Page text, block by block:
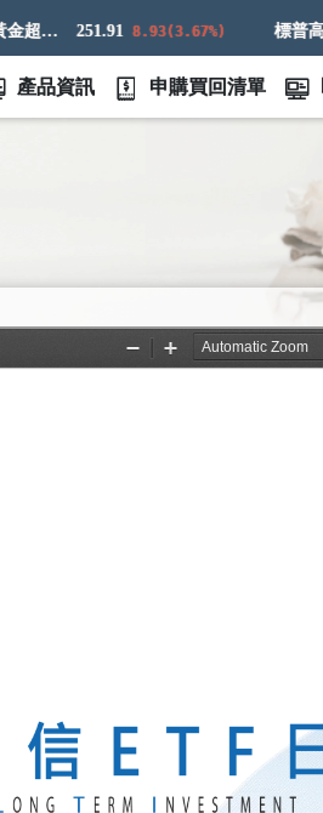
標普高盛黃金超額回報指數 251.91 8.93(3.67%)
產品資訊 申購買回清單